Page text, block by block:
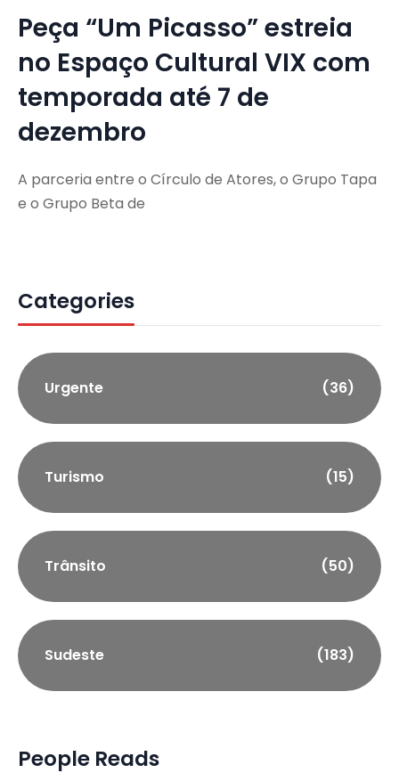
Peça “Um Picasso” estreia
no Espaço Cultural VIX com
temporada até 7 de
dezembro
A parceria entre o Círculo de Atores, o Grupo Tapa
e o Grupo Beta de
Categories
Urgente (36)
Turismo (15)
Trânsito (50)
Sudeste (183)
People Reads